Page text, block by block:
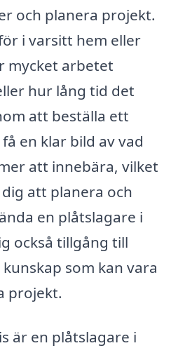
och planera projekt.
i varsitt hem eller
mycket arbetet
hur lång tid det
att beställa ett
en klar bild av vad
att innebära, vilket
att planera och
en plåtslagare i
också tillgång till
som kan vara
projekt.
är en plåtslagare i